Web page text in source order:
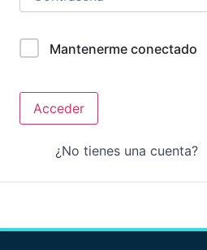
Mantenerme conectado
Acceder
¿No tienes una cuenta?